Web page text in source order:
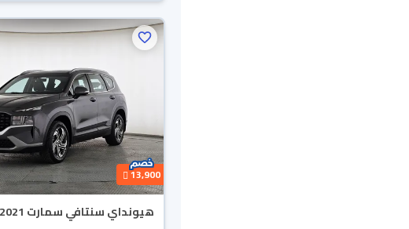
13,900
هيونداي سنتافي سمارت 2021